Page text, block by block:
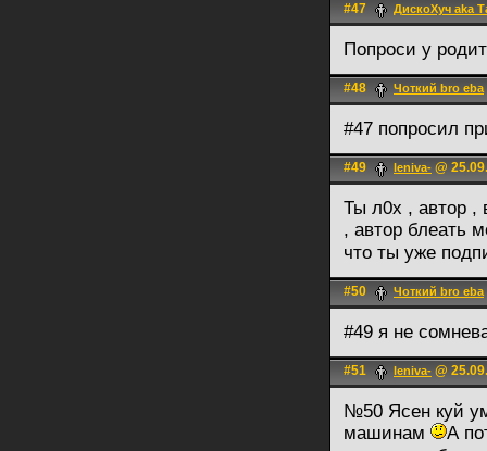
#47 ДискоХуч aka
Попроси у
#48 Чоткий bro eba
#47 попросил
#49 leniva- @
Ты л0х , автор ,
, автор блеать
что ты уже
#50 Чоткий bro eba
#49 я не
#51 leniva- @
№50 Ясен куй
машинам
А